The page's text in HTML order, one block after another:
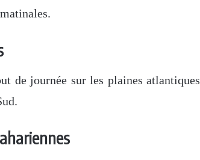
de journée sur les plaines atlantiques